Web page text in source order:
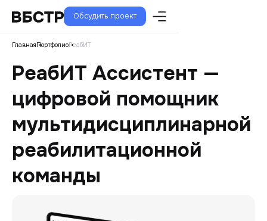
Обсудить проект
ГлавнаяПортфолиоРеабИТ
РеабИТ Ассистент —
цифровой помощник
мультидисциплинарной
реабилитационной
команды